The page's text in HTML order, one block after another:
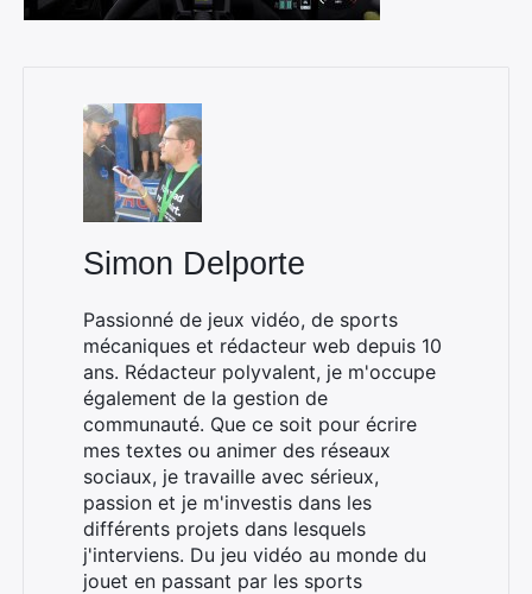
Simon Delporte
Passionné de jeux vidéo, de sports
mécaniques et rédacteur web depuis 10
ans. Rédacteur polyvalent, je m'occupe
également de la gestion de
communauté. Que ce soit pour écrire
mes textes ou animer des réseaux
sociaux, je travaille avec sérieux,
passion et je m'investis dans les
différents projets dans lesquels
j'interviens. Du jeu vidéo au monde du
jouet en passant par les sports